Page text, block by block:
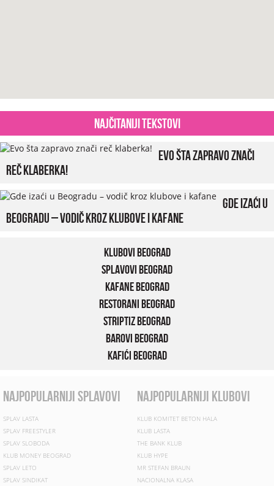
Najčitaniji tekstovi
Evo šta zapravo znači
reč klaberka!
Gde izaći u
Beogradu – vodič kroz klubove i kafane
Klubovi Beograd
Splavovi Beograd
Kafane Beograd
Restorani Beograd
Striptiz Beograd
Barovi Beograd
Kafići Beograd
najpopularniji splavovi
SPLAV LASTA
SPLAV FREESTYLER
SPLAV SLOBODA
KLUB MONEY BEOGRAD
SPLAV LETO
SPLAV SINDIKAT
najpopularniji klubovi
KLUB KOMITET BETON HALA
KLUB LASTA
THE BANK KLUB
KLUB HYPE
MR STEFAN BRAUN
NACIONALNA KLASA